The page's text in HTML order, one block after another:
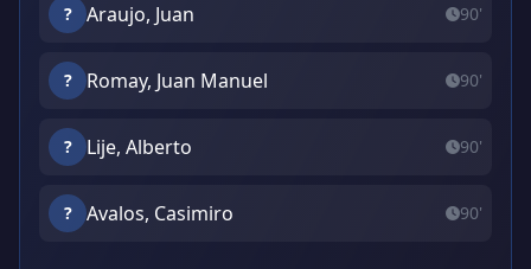
? Araujo, Juan 90'
? Romay, Juan Manuel 90'
? Lije, Alberto 90'
? Avalos, Casimiro 90'